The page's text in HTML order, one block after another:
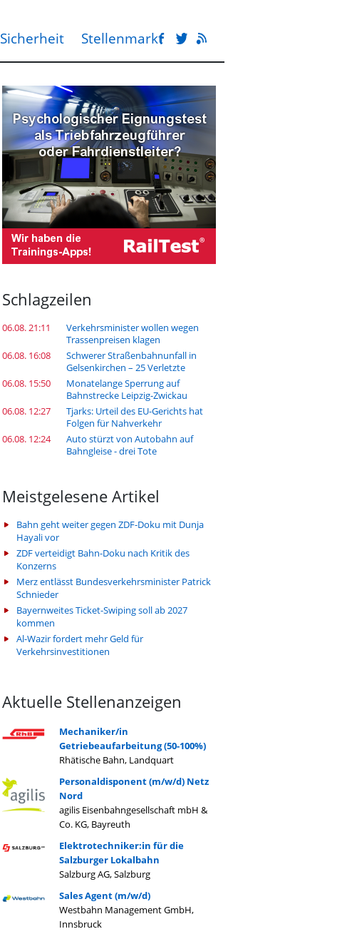
Sicherheit Stellenmarkt
Schlagzeilen
06.08. 21:11
Verkehrsminister wollen wegen
Trassenpreisen klagen
06.08. 16:08
Schwerer Straßenbahnunfall in
Gelsenkirchen – 25 Verletzte
06.08. 15:50
Monatelange Sperrung auf
Bahnstrecke Leipzig-Zwickau
06.08. 12:27
Tjarks: Urteil des EU-Gerichts hat
Folgen für Nahverkehr
06.08. 12:24
Auto stürzt von Autobahn auf
Bahngleise - drei Tote
Meistgelesene Artikel
Bahn geht weiter gegen ZDF-Doku mit Dunja
Hayali vor
ZDF verteidigt Bahn-Doku nach Kritik des
Konzerns
Merz entlässt Bundesverkehrsminister Patrick
Schnieder
Bayernweites Ticket-Swiping soll ab 2027
kommen
Al-Wazir fordert mehr Geld für
Verkehrsinvestitionen
Aktuelle Stellenanzeigen
Mechaniker/in
Getriebeaufarbeitung (50-100%)
Rhätische Bahn, Landquart
Personaldisponent (m/w/d) Netz
Nord
agilis Eisenbahngesellschaft mbH &
Co. KG, Bayreuth
Elektrotechniker:in für die
Salzburger Lokalbahn
Salzburg AG, Salzburg
Sales Agent (m/w/d)
Westbahn Management GmbH,
Innsbruck